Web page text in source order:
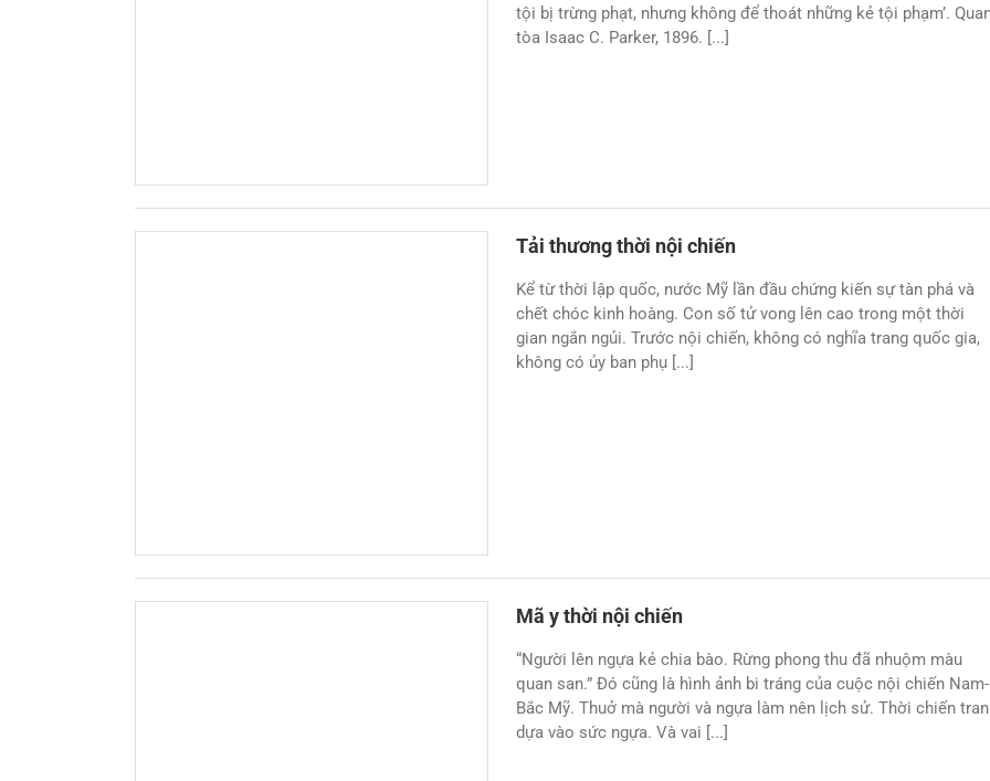
tội bị trừng phạt, nhưng không để thoát những kẻ tội phạm’.
tòa Isaac C. Parker, 1896. [...]
Tải thương thời nội chiến
Kể từ thời lập quốc, nước Mỹ lần đầu chứng kiến sự tàn phá và
chết chóc kinh hoàng. Con số tử vong lên cao trong một thời
gian ngắn ngủi. Trước nội chiến, không có nghĩa trang quốc gia,
không có ủy ban phụ [...]
Mã y thời nội chiến
“Người lên ngựa kẻ chia bào. Rừng phong thu đã nhuộm màu
quan san.” Đó cũng là hình ảnh bi tráng của cuộc nội chiến Nam-
Bắc Mỹ. Thuở mà người và ngựa làm nên lịch sử. Thời chiến
dựa vào sức ngựa. Và vai [...]